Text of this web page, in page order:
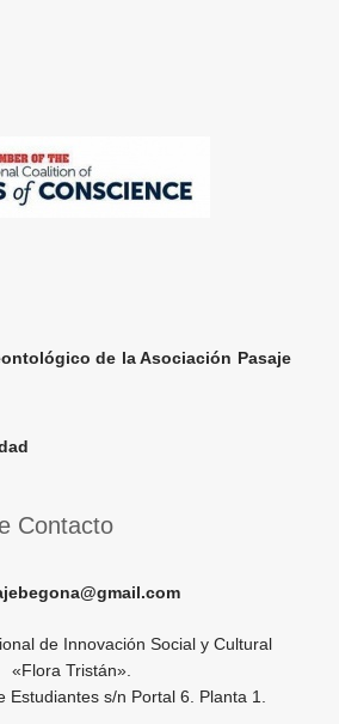
de la Asociación Pasaje
Contacto
de Innovación Social y Cultural
«Flora Tristán».
Estudiantes s/n Portal 6. Planta 1.